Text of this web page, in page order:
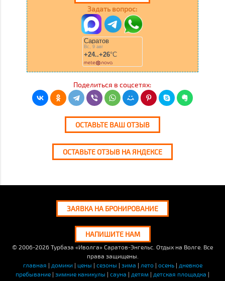
Задать вопрос:
Поделиться в соцсетях:
ОСТАВЬТЕ ВАШ ОТЗЫВ
ОСТАВЬТЕ ОТЗЫВ НА ЯНДЕКСЕ
ЗАЯВКА НА БРОНИРОВАНИЕ
НАПИШИТЕ НАМ
© 2006-2026 Турбаза «Иволга» Саратов-Энгельс. Отдых на Волге. Все
права защищены.
главная | домики | цены | сезоны | зима | лето| осень| дневное
пребывание | зимние каникулы | сауна | детям | детская площадка |